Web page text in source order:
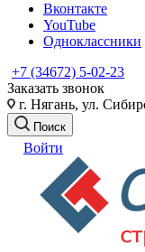
Вконтакте
YouTube
Одноклассники
+7 (34672) 5-02-23
Заказать звонок
г. Нягань, ул.
Поиск
Войти